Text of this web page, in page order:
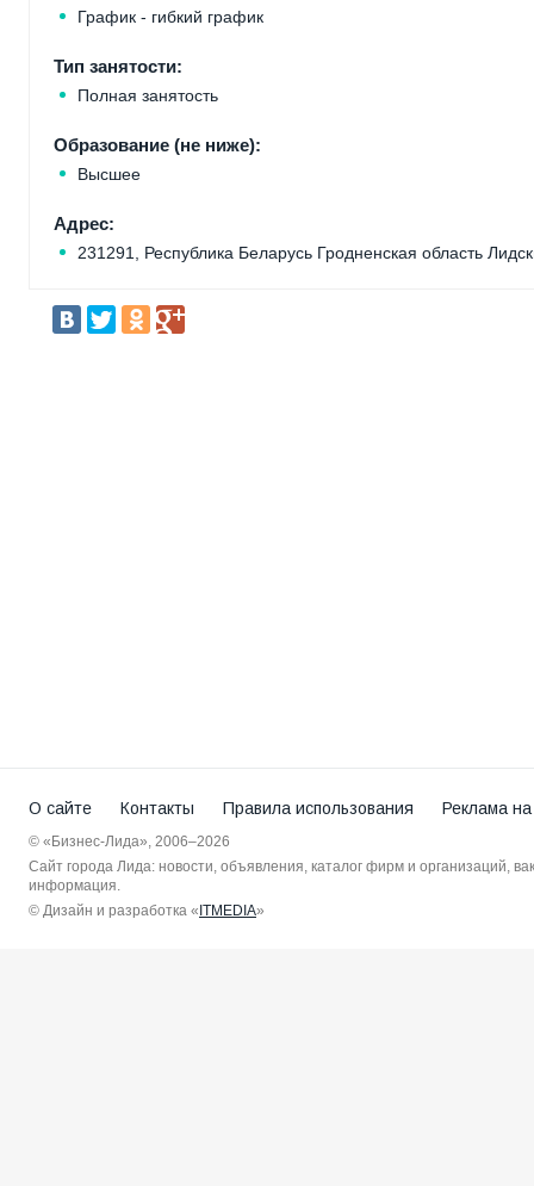
График - гибкий график
Тип занятости:
Полная занятость
Образование (не ниже):
Высшее
Адрес:
231291, Республика Беларусь Гродненская область
О сайте Контакты Правила использования Реклама
© «Бизнес-Лида», 2006–2026
Сайт города Лида: новости, объявления, каталог фирм и организаций,
информация.
© Дизайн и разработка « ITMEDIA»